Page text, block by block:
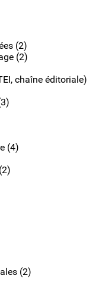
(2)
(2)
chaîne éditoriale)
(4)
(2)